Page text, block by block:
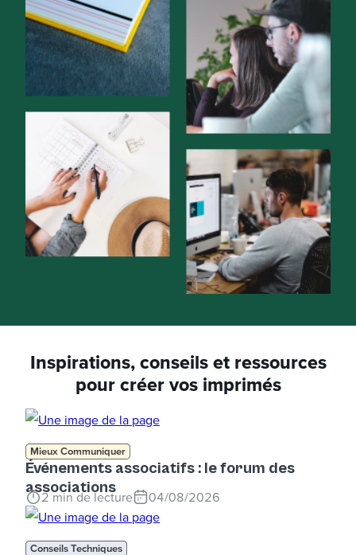
Inspirations, conseils et ressources
pour créer vos imprimés
Mieux Communiquer
Événements associatifs : le forum des
associations
2 min de lecture 04/08/2026
Conseils Techniques